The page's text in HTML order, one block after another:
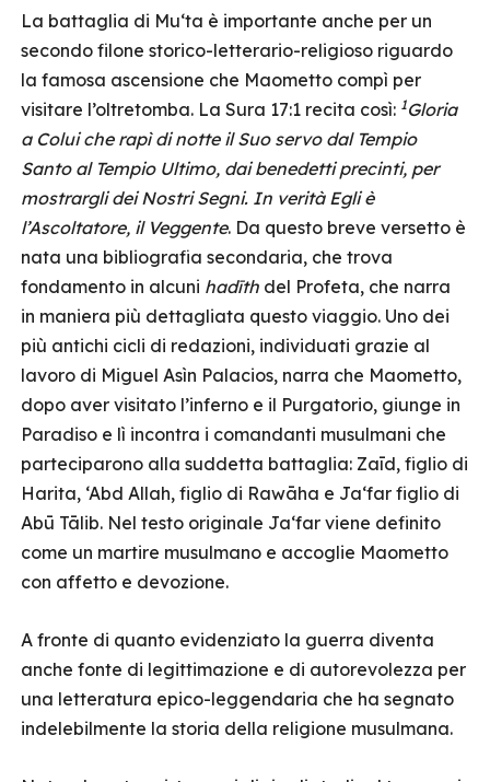
La battaglia di Mu‘ta è importante anche per un
secondo filone storico-letterario-religioso riguardo
la famosa ascensione che Maometto compì per
visitare l’oltretomba. La Sura 17:1 recita così: 1Gloria
a Colui che rapì di notte il Suo servo dal Tempio
Santo al Tempio Ultimo, dai benedetti precinti, per
mostrargli dei Nostri Segni. In verità Egli è
l’Ascoltatore, il Veggente. Da questo breve versetto è
nata una bibliografia secondaria, che trova
fondamento in alcuni hadīth del Profeta, che narra
in maniera più dettagliata questo viaggio. Uno dei
più antichi cicli di redazioni, individuati grazie al
lavoro di Miguel Asìn Palacios, narra che Maometto,
dopo aver visitato l’inferno e il Purgatorio, giunge in
Paradiso e lì incontra i comandanti musulmani che
parteciparono alla suddetta battaglia: Zaīd, figlio di
Harita, ‘Abd Allah, figlio di Rawāha e Ja‘far figlio di
Abū Tālib. Nel testo originale Ja‘far viene definito
come un martire musulmano e accoglie Maometto
con affetto e devozione.
A fronte di quanto evidenziato la guerra diventa
anche fonte di legittimazione e di autorevolezza per
una letteratura epico-leggendaria che ha segnato
indelebilmente la storia della religione musulmana.